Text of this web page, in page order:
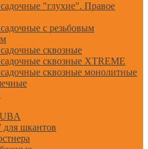
"глухие". Правое
с резьбовым
сквозные
сквозные XTREME
сквозные монолитные
шкантов